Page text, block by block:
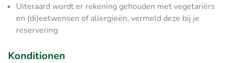
Uiteraard wordt er rekening gehouden met vegetariërs
en (di)eetwensen of allergieën, vermeld deze bij je
reservering
Konditionen